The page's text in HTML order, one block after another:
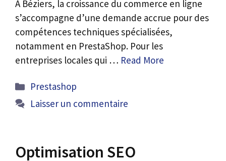
À Béziers, la croissance du commerce en ligne
s’accompagne d’une demande accrue pour des
compétences techniques spécialisées,
notamment en PrestaShop. Pour les
entreprises locales qui … Read More
Catégories
Prestashop
Laisser un commentaire
Optimisation SEO